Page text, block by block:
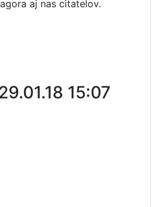
aj nas citatelov.
29.01.18 15:07